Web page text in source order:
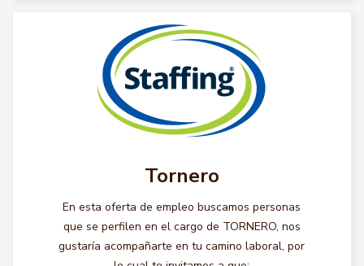
Tornero
En esta oferta de empleo buscamos personas
que se perfilen en el cargo de TORNERO, nos
gustaría acompañarte en tu camino laboral, por